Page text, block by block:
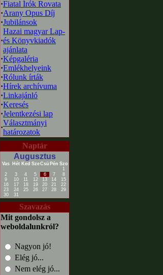
·Fiatal Írók Rovata
·Arany Opus Díj
·Jubilánsok
·
Hazai magyar Lap-
és Könyvkiadók
ajánlata
·Képgaléria
·Emlékhelyeink
·Rólunk írták
·Hírek archívuma
·Linkajánló
·Keresés
·Jelentkezési lap
·
Választmányi
határozatok
Naptár
Augusztus
Vas Hét Ked SzeCsü Pén Szo
1
2
3 4 5 6 7
8
9
10 11 12 13 14
15
16
17 18 19 20 21
22
23
24 25 26 27 28
29
30
31
Szavazás
Mit gondolsz a
weboldalunkról?
Nagyon jó!
Elég jó...
Nem elég jó...